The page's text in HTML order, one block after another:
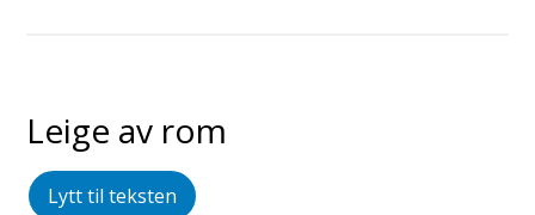
Leige av rom
Lytt til teksten